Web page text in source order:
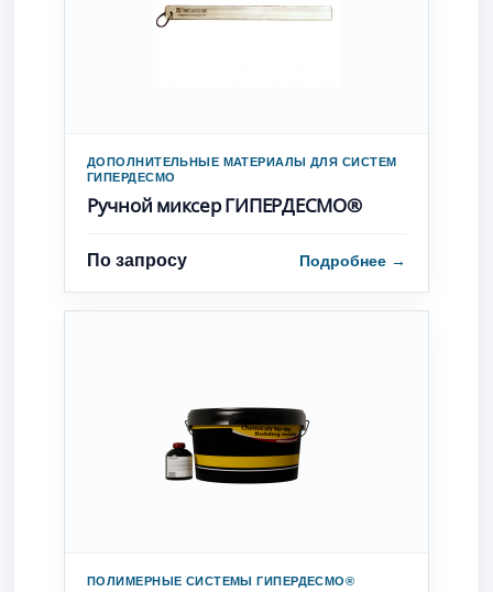
ДОПОЛНИТЕЛЬНЫЕ МАТЕРИАЛЫ ДЛЯ СИСТЕМ
ГИПЕРДЕСМО
Ручной миксер ГИПЕРДЕСМО®
По запросу Подробнее →
ПОЛИМЕРНЫЕ СИСТЕМЫ ГИПЕРДЕСМО®